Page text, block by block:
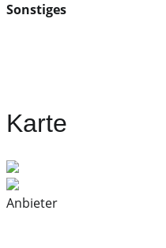
Sonstiges
Karte
Anbieter